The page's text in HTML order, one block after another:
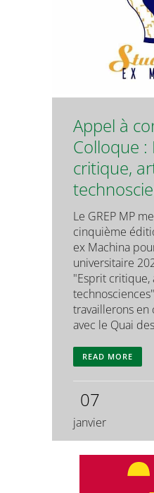
Appel à
Colloque :
critique,
Le GREP MP
cinquième
ex Machina
universitaire
"Esprit critique,
travaillerons en
avec le Quai
READ MORE
07
janvier